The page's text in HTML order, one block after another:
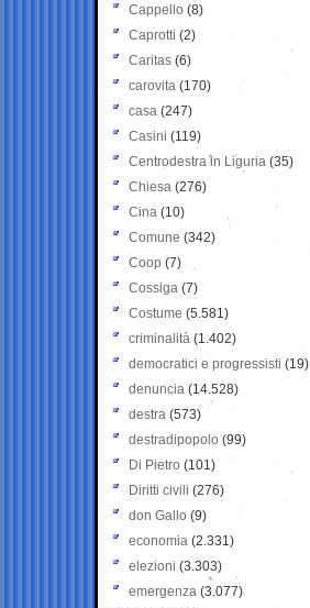
Cappello (8)
Caprotti (2)
Caritas (6)
carovita (170)
casa (247)
Casini (119)
Centrodestra in Liguria (35)
Chiesa (276)
Cina (10)
Comune (342)
Coop (7)
Cossiga (7)
Costume (5.581)
criminalità (1.402)
democratici e progressisti (19)
denuncia (14.528)
destra (573)
destradipopolo (99)
Di Pietro (101)
Diritti civili (276)
don Gallo (9)
economia (2.331)
elezioni (3.303)
emergenza (3.077)